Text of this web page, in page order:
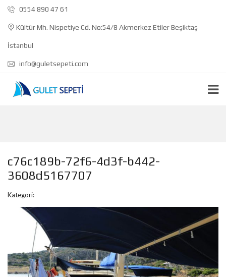
0554 890 47 61
Kültür Mh. Nispetiye Cd. No:54/8 Akmerkez Etiler Beşiktaş
İstanbul
info@guletsepeti.com
c76c189b-72f6-4d3f-b442-
3608d5167707
Kategori: